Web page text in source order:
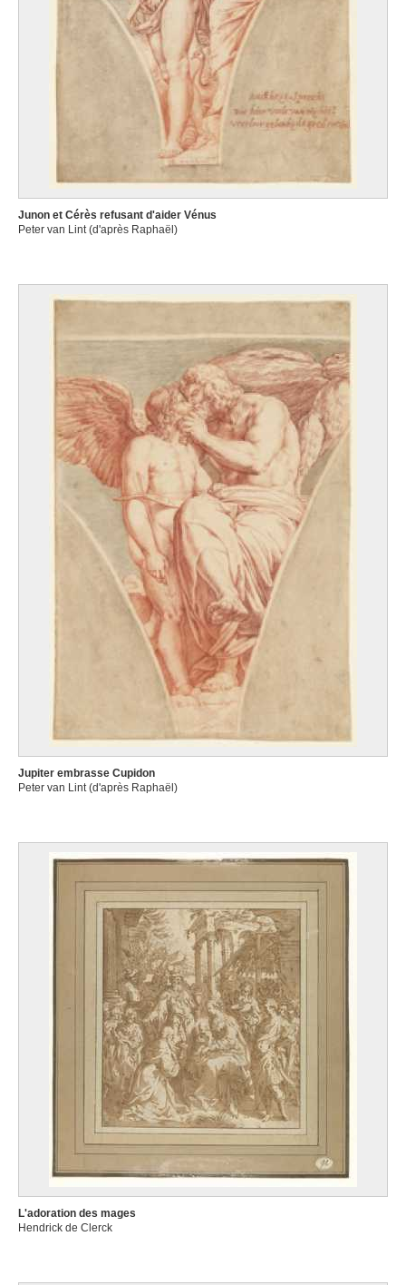
Junon et Cérès refusant d'aider Vénus
Peter van Lint (d'après Raphaël)
Jupiter embrasse Cupidon
Peter van Lint (d'après Raphaël)
L'adoration des mages
Hendrick de Clerck